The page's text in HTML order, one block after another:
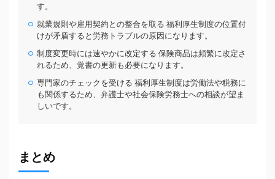
す。
就業規則や雇用契約との整合を取る 福利厚生制度の位置付
けが矛盾すると労務トラブルの原因になります。
制度変更時には速やかに改定する 保険商品は頻繁に改定さ
れるため、覚書の更新も必要になります。
専門家のチェックを受ける 福利厚生制度は労働法や税務に
も関係するため、弁護士や社会保険労務士への相談が望ま
しいです。
まとめ